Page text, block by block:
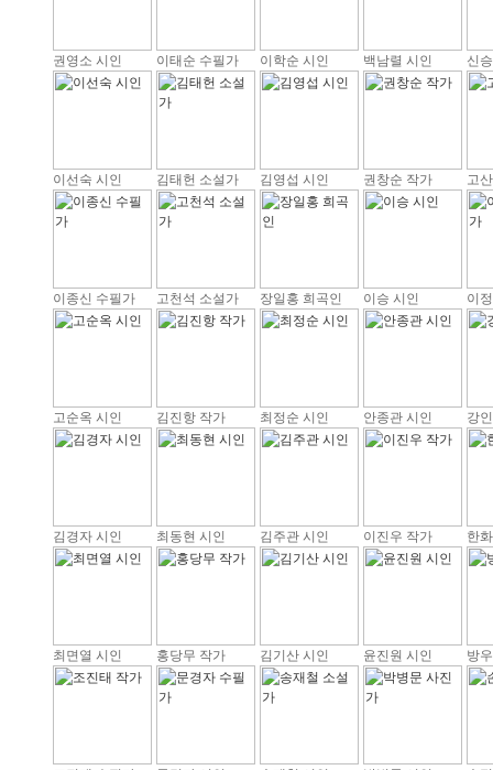
권영소 시인 이태순 수필가 이학순 시인 백남렬 시인 신
이선숙 시인 김태헌 소설가 김영섭 시인 권창순 작가 고
이종신 수필가 고천석 소설가 장일홍 희곡인 이승 시인 이
고순옥 시인 김진항 작가 최정순 시인 안종관 시인 강
김경자 시인 최동현 시인 김주관 시인 이진우 작가 한
최면열 시인 홍당무 작가 김기산 시인 윤진원 시인 방